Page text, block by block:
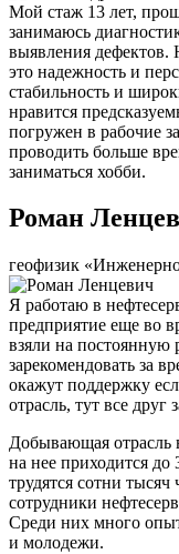
Мой стаж 13 лет,
занимаюсь
выявления дефектов.
это надежность и
стабильность и
нравится
погружен в рабочие
проводить больше
заниматься хобби.
Роман
геофизик
Я работаю в
предприятие еще во
взяли на постоянную
зарекомендовать за
окажут поддержку
отрасль, тут все друг
Добывающая отрасль
на нее приходится
трудятся сотни
сотрудники
Среди них много
и молодежи.